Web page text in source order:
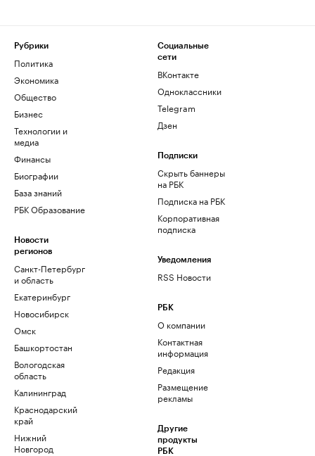
Рубрики
Политика
Экономика
Общество
Бизнес
Технологии и
медиа
Финансы
Биографии
База знаний
РБК Образование
Новости
регионов
Санкт-Петербург
и область
Екатеринбург
Новосибирск
Омск
Башкортостан
Вологодская
область
Калининград
Краснодарский
край
Нижний
Новгород
Социальные
сети
ВКонтакте
Одноклассники
Telegram
Дзен
Подписки
Скрыть баннеры
на РБК
Подписка на РБК
Корпоративная
подписка
Уведомления
RSS Новости
РБК
О компании
Контактная
информация
Редакция
Размещение
рекламы
Другие
продукты
РБК